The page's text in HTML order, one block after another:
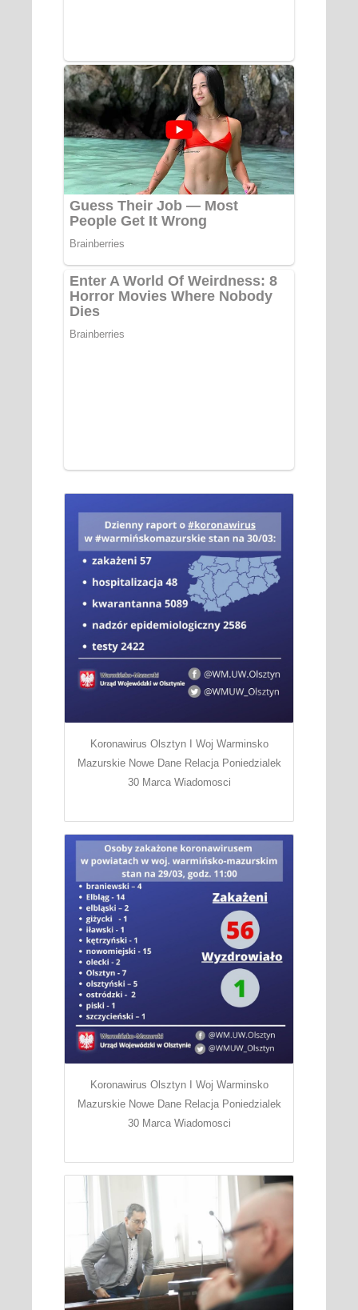
Koronawirus Olsztyn I Woj Warminsko
Mazurskie Nowe Dane Relacja Poniedzialek
30 Marca Wiadomosci
Koronawirus Olsztyn I Woj Warminsko
Mazurskie Nowe Dane Relacja Poniedzialek
30 Marca Wiadomosci